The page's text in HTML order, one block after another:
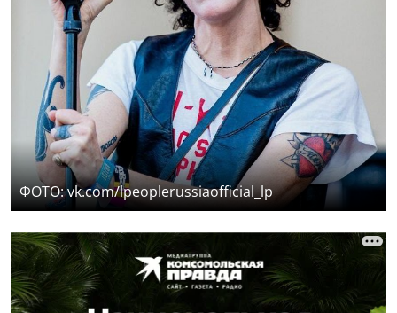
ФОТО: vk.com/lpeoplerussiaofficial_lp